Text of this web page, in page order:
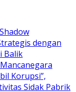
dengan
Balik
Korupsi”,
Sidak Pabrik